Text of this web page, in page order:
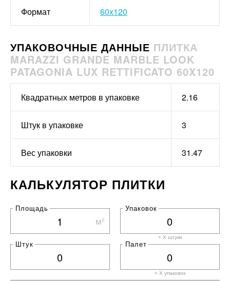
Формат 60x120
УПАКОВОЧНЫЕ ДАННЫЕ ПЛИТКА
MARAZZI GRANDE MARBLE LOOK
PATAGONIA LUX RETTIFICATO 60X120
Квадратных метров в упаковке 2.16
Штук в упаковке 3
Вес упаковки 31.47
КАЛЬКУЛЯТОР ПЛИТКИ
Площадь
м²
Упаковок
+ X штуки
Штук Палет
+ X упаковок